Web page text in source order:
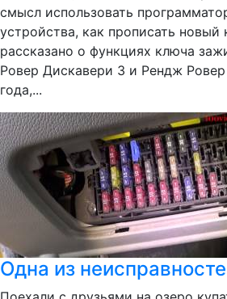
смысл использовать
устройства, как прописать новый
рассказано о функциях ключа
Ровер Дискавери 3 и Рендж
года,...
Одна из